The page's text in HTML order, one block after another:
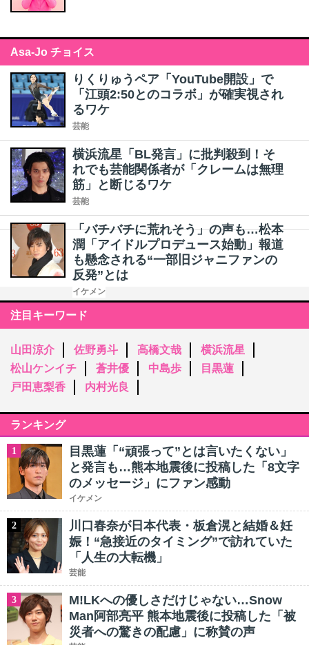
Asa-Jo チョイス
りくりゅうペア「YouTube開設」で
「江頭2:50とのコラボ」が確実視され
るワケ
芸能
横浜流星「BL発言」に批判殺到！そ
れでも芸能関係者が「クレームは無理
筋」と断じるワケ
芸能
「バチバチに荒れそう」の声も…松本
潤「アイドルプロデュース始動」報道
も懸念される“一部旧ジャニファンの
反発”とは
イケメン
注目キーワード
山田涼介 佐野勇斗 高橋文哉
横浜流星
松山ケンイチ
蒼井優 中島歩
目黒蓮
戸田恵梨香
内村光良
ランキング
1
目黒蓮「“頑張って”とは言いたくない」
と発言も…熊本地震後に投稿した「8文字
のメッセージ」にファン感動
イケメン
2
川口春奈が日本代表・板倉滉と結婚＆妊
娠！“急接近のタイミング”で訪れていた
「人生の大転機」
芸能
3
M!LKへの優しさだけじゃない…Snow
Man阿部亮平 熊本地震後に投稿した「被
災者への驚きの配慮」に称賛の声